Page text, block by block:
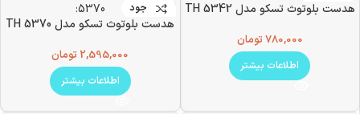
ناموجود
هدست بلوتوث تسکو مدل TH 5342
780,000 تومان
اطلاعات بیشتر
ناموجود
هدست بلوتوث تسکو مدل TH 5370
2,595,000 تومان
اطلاعات بیشتر